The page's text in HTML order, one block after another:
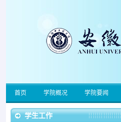
首页 学院概况 学院要闻
学生工作